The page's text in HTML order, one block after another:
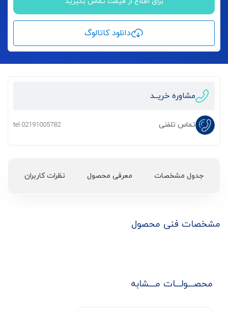
دانلود کاتالوگ
مشاوره خریــد
تماس تلفنی tel:02191005782
جدول مشخصات معرفی محصول نظرات کاربران
مشخصات فنی محصول
محصـــولـــات مـــشابه